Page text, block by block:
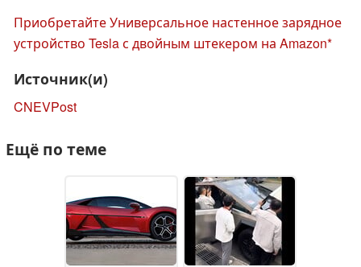
Приобретайте Универсальное настенное зарядное
устройство Tesla с двойным штекером на Amazon
Источник(и)
CNEVPost
Ещё по теме